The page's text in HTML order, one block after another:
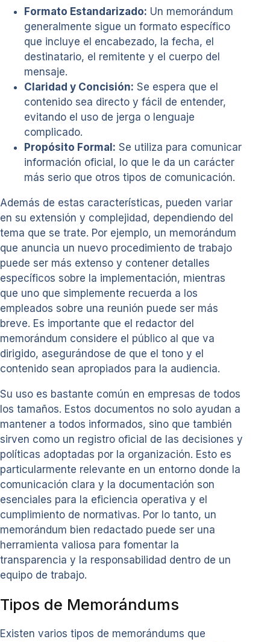
Formato Estandarizado: Un memorándum
generalmente sigue un formato específico
que incluye el encabezado, la fecha, el
destinatario, el remitente y el cuerpo del
mensaje.
Claridad y Concisión: Se espera que el
contenido sea directo y fácil de entender,
evitando el uso de jerga o lenguaje
complicado.
Propósito Formal: Se utiliza para comunicar
información oficial, lo que le da un carácter
más serio que otros tipos de comunicación.
Además de estas características, pueden variar
en su extensión y complejidad, dependiendo del
tema que se trate. Por ejemplo, un memorándum
que anuncia un nuevo procedimiento de trabajo
puede ser más extenso y contener detalles
específicos sobre la implementación, mientras
que uno que simplemente recuerda a los
empleados sobre una reunión puede ser más
breve. Es importante que el redactor del
memorándum considere el público al que va
dirigido, asegurándose de que el tono y el
contenido sean apropiados para la audiencia.
Su uso es bastante común en empresas de todos
los tamaños. Estos documentos no solo ayudan a
mantener a todos informados, sino que también
sirven como un registro oficial de las decisiones y
políticas adoptadas por la organización. Esto es
particularmente relevante en un entorno donde la
comunicación clara y la documentación son
esenciales para la eficiencia operativa y el
cumplimiento de normativas. Por lo tanto, un
memorándum bien redactado puede ser una
herramienta valiosa para fomentar la
transparencia y la responsabilidad dentro de un
equipo de trabajo.
Tipos de Memorándums
Existen varios tipos de memorándums que